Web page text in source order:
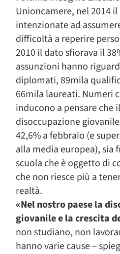
Unioncamere, nel 2014
intenzionate ad
difficoltà a reperire
2010 il dato sfiorava il
assunzioni hanno
diplomati, 89mila
66mila laureati. Numeri
inducono a pensare che
disoccupazione
42,6% a febbraio (e
alla media europea), sia
scuola che è oggetto di
che non riesce più a
realtà.
«Nel nostro paese la
giovanile e la crescita
non studiano, non
hanno varie cause –